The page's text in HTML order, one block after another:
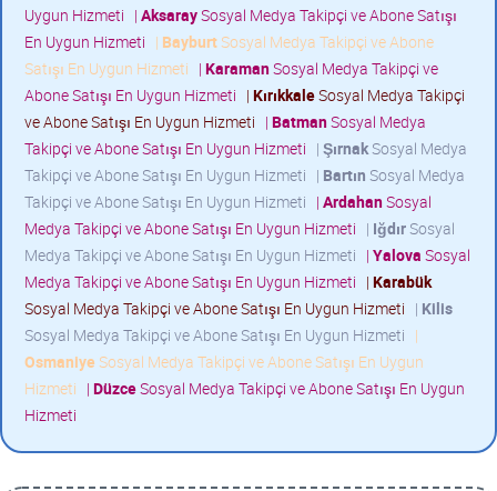
Uygun Hizmeti | AksaraySosyal Medya Takipçi ve Abone Satışı
En Uygun Hizmeti | BayburtSosyal Medya Takipçi ve Abone
Satışı En Uygun Hizmeti | KaramanSosyal Medya Takipçi ve
Abone Satışı En Uygun Hizmeti | KırıkkaleSosyal Medya Takipçi
ve Abone Satışı En Uygun Hizmeti | BatmanSosyal Medya
Takipçi ve Abone Satışı En Uygun Hizmeti | ŞırnakSosyal Medya
Takipçi ve Abone Satışı En Uygun Hizmeti | Bartın Sosyal Medya
Takipçi ve Abone Satışı En Uygun Hizmeti | ArdahanSosyal
Medya Takipçi ve Abone Satışı En Uygun Hizmeti | IğdırSosyal
Medya Takipçi ve Abone Satışı En Uygun Hizmeti | Yalova Sosyal
Medya Takipçi ve Abone Satışı En Uygun Hizmeti | Karabük
Sosyal Medya Takipçi ve Abone Satışı En Uygun Hizmeti | Kilis
Sosyal Medya Takipçi ve Abone Satışı En Uygun Hizmeti |
Osmaniye Sosyal Medya Takipçi ve Abone Satışı En Uygun
Hizmeti | DüzceSosyal Medya Takipçi ve Abone Satışı En Uygun
Hizmeti